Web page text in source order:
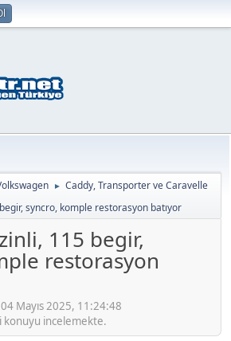
► Caddy, Transporter ve Caravelle
syncro, komple restorasyon batıyor
115 begir,
restorasyon
04 Mayıs 2025, 11:24:48
konuyu incelemekte.